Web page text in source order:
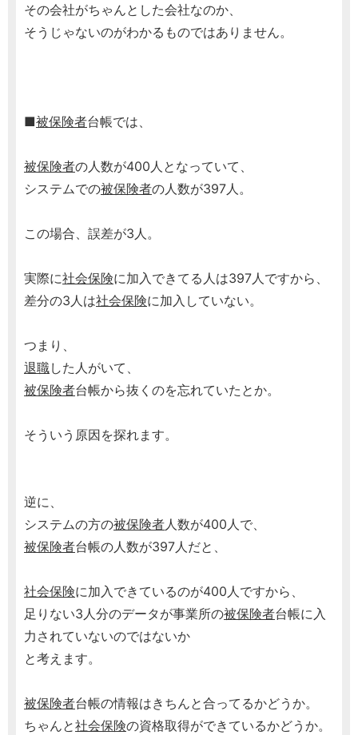
その会社がちゃんとした会社なのか、
そうじゃないのがわかるものではありません。
■被保険者台帳では、
被保険者の人数が400人となっていて、
システムでの被保険者の人数が397人。
この場合、誤差が3人。
実際に社会保険に加入できてる人は397人ですから、
差分の3人は社会保険に加入していない。
つまり、
退職した人がいて、
被保険者台帳から抜くのを忘れていたとか。
そういう原因を探れます。
逆に、
システムの方の被保険者人数が400人で、
被保険者台帳の人数が397人だと、
社会保険に加入できているのが400人ですから、
足りない3人分のデータが事業所の被保険者台帳に入
力されていないのではないか
と考えます。
被保険者台帳の情報はきちんと合ってるかどうか。
ちゃんと社会保険の資格取得ができているかどうか。